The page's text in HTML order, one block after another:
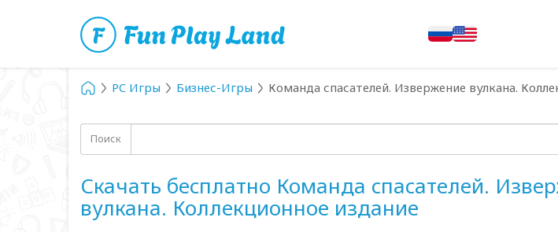
PC Игры Бизнес-Игры Команда спасателей. Извержение вулкана.
Поиск
Скачать бесплатно Команда спасателей.
вулкана. Коллекционное издание